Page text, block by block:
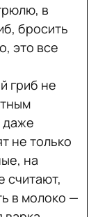
в
бросить
это все
гриб не
даже
не только
на
считают,
в молоко —